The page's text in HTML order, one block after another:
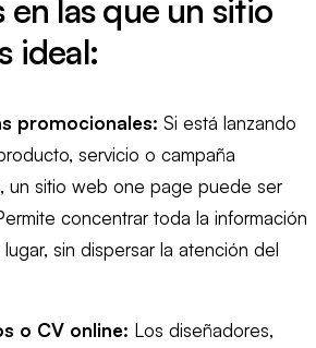
en las que un sitio
ideal:
promocionales: Si está lanzando
servicio o campaña
un sitio web one page puede ser
concentrar toda la información
sin dispersar la atención del
o CV online: Los diseñadores,